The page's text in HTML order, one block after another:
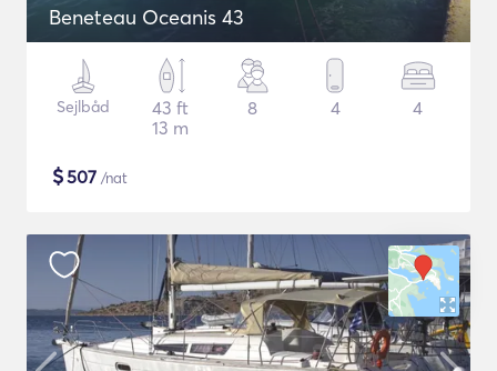
Beneteau Oceanis 43
Sejlbåd
43 ft
13 m
8 4 4
$507 /nat